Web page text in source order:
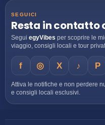
SEGUICI
Resta in contatto
Segui egyVibes per scoprire le
viaggio, consigli locali e tour
f ◎ X ♪ P
Attiva le notifiche e non perdere
e consigli locali esclusivi.